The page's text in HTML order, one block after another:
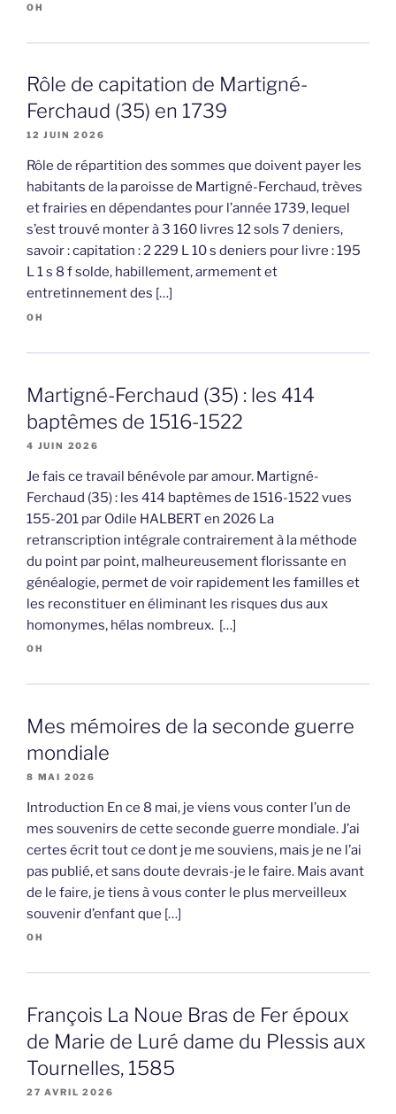
OH
Rôle de capitation de Martigné-
Ferchaud (35) en 1739
12 JUIN 2026
Rôle de répartition des sommes que doivent payer les
habitants de la paroisse de Martigné-Ferchaud, trèves
et frairies en dépendantes pour l’année 1739, lequel
s’est trouvé monter à 3 160 livres 12 sols 7 deniers,
savoir : capitation : 2 229 L 10 s deniers pour livre : 195
L 1 s 8 f solde, habillement, armement et
entretinnement des […]
OH
Martigné-Ferchaud (35) : les 414
baptêmes de 1516-1522
4 JUIN 2026
Je fais ce travail bénévole par amour. Martigné-
Ferchaud (35) : les 414 baptêmes de 1516-1522 vues
155-201 par Odile HALBERT en 2026 La
retranscription intégrale contrairement à la méthode
du point par point, malheureusement florissante en
généalogie, permet de voir rapidement les familles et
les reconstituer en éliminant les risques dus aux
homonymes, hélas nombreux. […]
OH
Mes mémoires de la seconde guerre
mondiale
8 MAI 2026
Introduction En ce 8 mai, je viens vous conter l’un de
mes souvenirs de cette seconde guerre mondiale. J’ai
certes écrit tout ce dont je me souviens, mais je ne l’ai
pas publié, et sans doute devrais-je le faire. Mais avant
de le faire, je tiens à vous conter le plus merveilleux
souvenir d’enfant que […]
OH
François La Noue Bras de Fer époux
de Marie de Luré dame du Plessis aux
Tournelles, 1585
27 AVRIL 2026